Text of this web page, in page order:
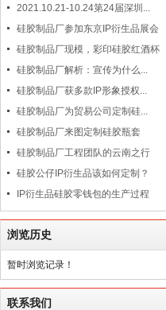
2021.10.21-10.24第24届深圳...
硅胶制品厂参加东京IP衍生品展会
硅胶制品厂现模，彩印硅胶红酒杯
硅胶制品厂解析：宣传为什么...
硅胶制品厂获多款IP形象授权...
硅胶制品厂为贸易公司定制硅...
硅胶制品厂来图定制硅胶瓶套
硅胶制品厂工程团队的云南之行
硅胶公仔IP衍生品该如何定制？
IP衍生品硅胶零钱包的生产过程
浏览历史
暂时浏览记录！
联系我们